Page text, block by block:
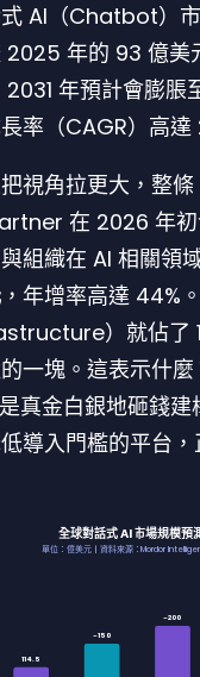
AI（Chatbot）
2025 年的 93 億美
2031 年預計會膨
率（CAGR）高達
視角拉更大，整
在 2026 年
組織在 AI 相關領
，年增率高達 44%
）就佔了
一塊。這表示什
真金白銀地砸錢
導入門檻的平台
全球對話式 AI 市場規模
單位：億美元 | 資料來源：Mordor
114.5
~150
~200